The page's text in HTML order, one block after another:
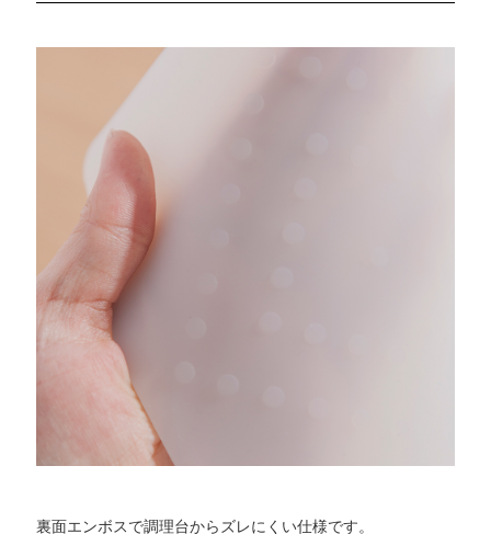
裏面エンボスで調理台からズレにくい仕様です。